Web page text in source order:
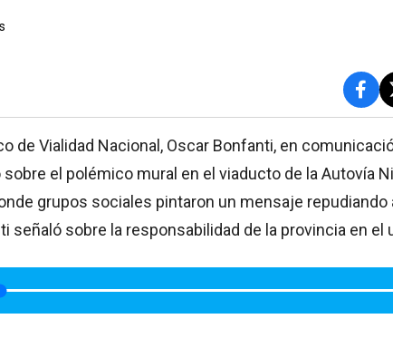
de Vialidad Nacional, Oscar Bonfanti, en
sobre el polémico mural en el viaducto de la Autovía
grupos sociales pintaron un mensaje repudiando
señaló sobre la responsabilidad de la provincia en el